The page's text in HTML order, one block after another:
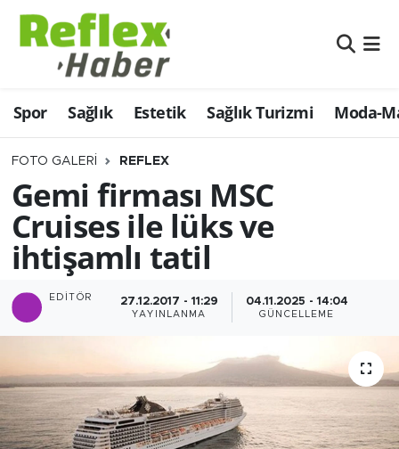
Spor Sağlık Estetik Sağlık Turizmi Moda-
FOTO GALERI REFLEX
Gemi firması MSC
Cruises ile lüks ve
ihtişamlı tatil
EDITÖR 27.12.2017 - 11:29
YAYINLANMA
04.11.2025 - 14:04
GÜNCELLEME
Eğitim
Estetik
Firmalardan
Güncel
İş ve Ekonomi
Moda-Magazin-Eğlence
Sağlık
Sağlık Turizmi
Sanat
Nöbetçi Eczaneler
Hava Durumu
Namaz Vakitleri
Trafik Durumu
Şampiyonlar Ligi Puan Durumu ve Fikstür
Tüm Manşetler
Son Dakika Haberleri
Haber Arşivi